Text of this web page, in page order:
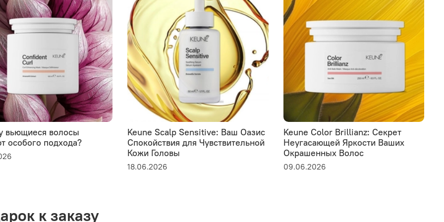
вьющиеся волосы
особого подхода?
Keune Scalp Sensitive: Ваш Оазис
Спокойствия для Чувствительной
Кожи Головы
18.06.2026
Keune Color Brillianz: Секрет
Неугасающей Яркости Ваших
Окрашенных Волос
09.06.2026
к заказу